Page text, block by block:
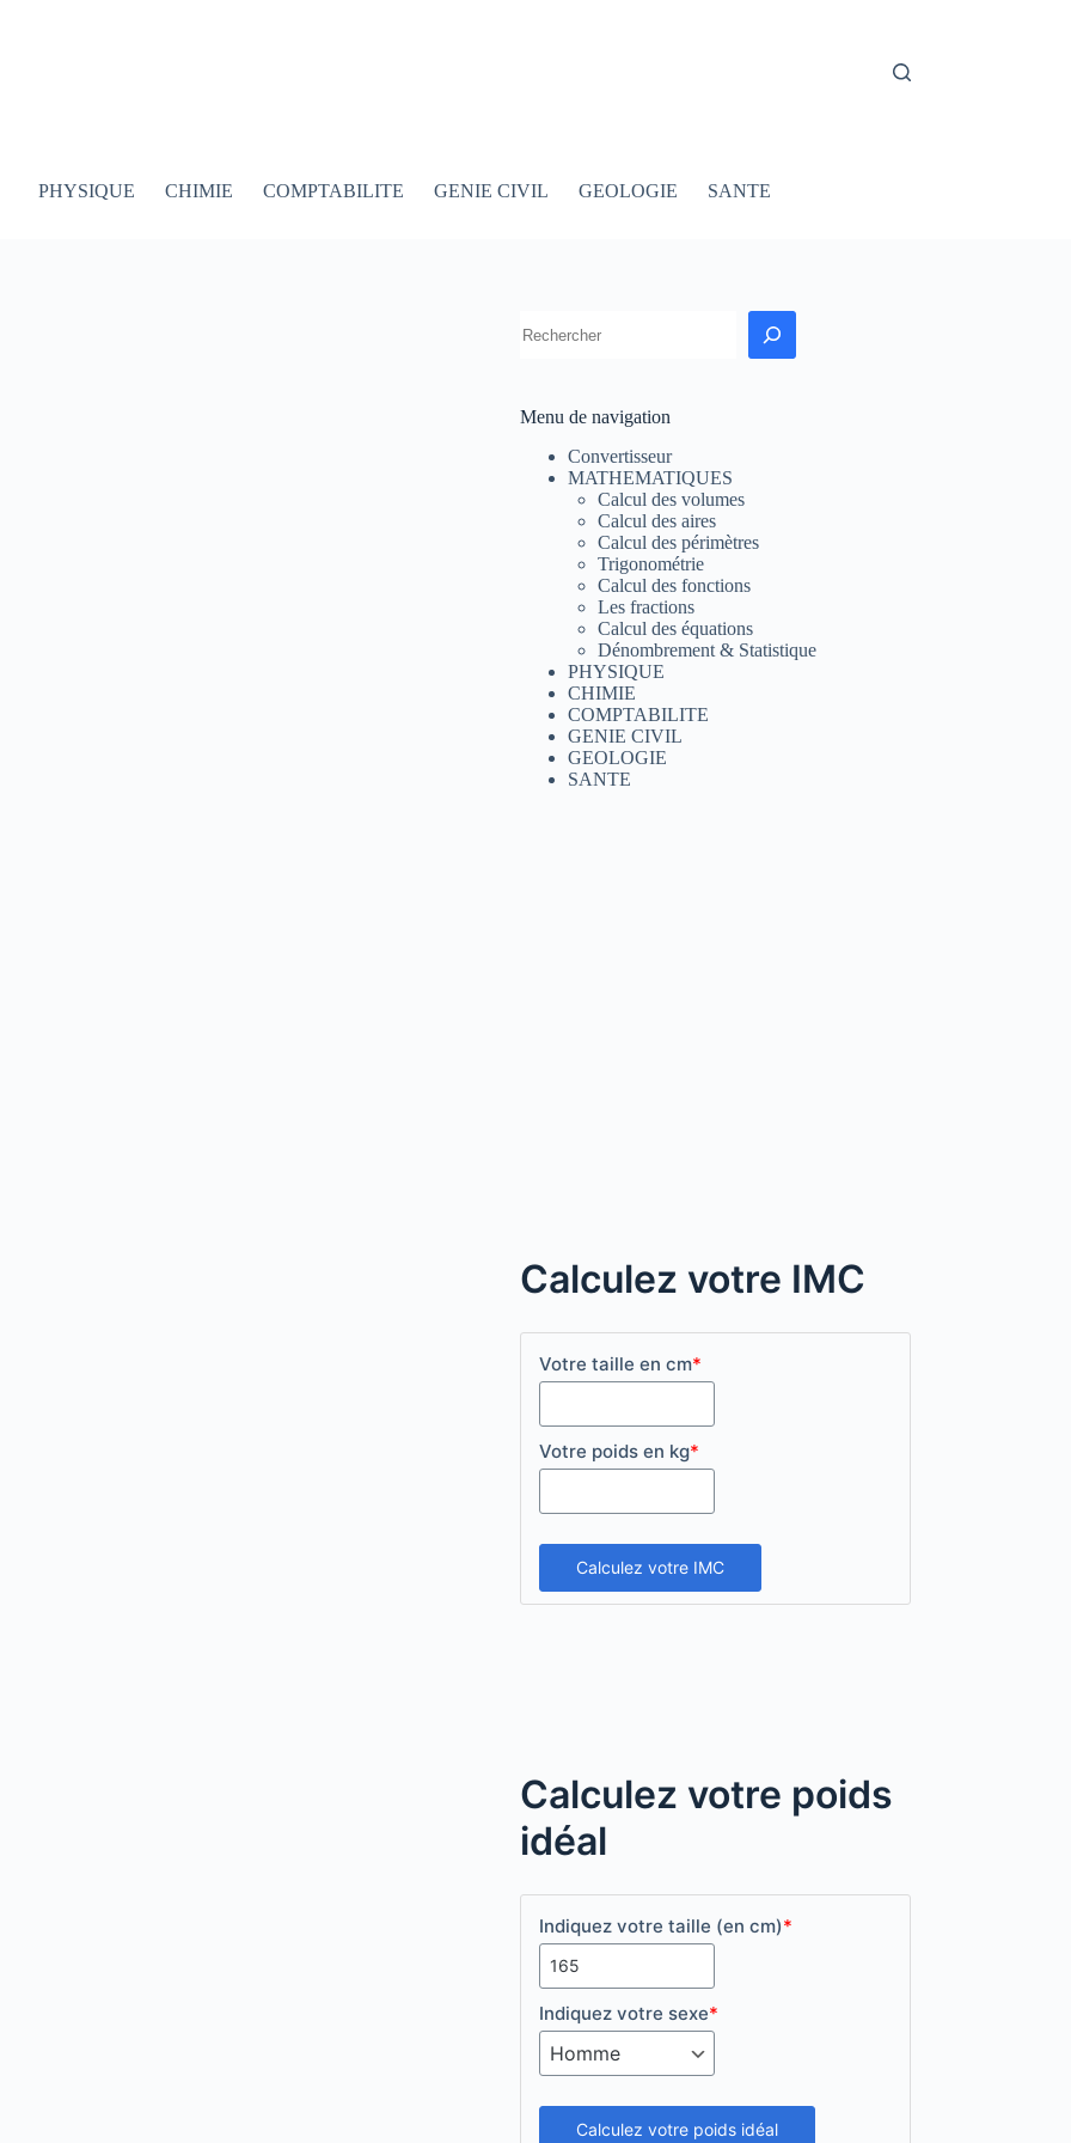
PHYSIQUE CHIMIE COMPTABILITE GENIE CIVIL GEOLOGIE SANTE
Menu de navigation
Convertisseur
MATHEMATIQUES
Calcul des volumes
Calcul des aires
Calcul des périmètres
Trigonométrie
Calcul des fonctions
Les fractions
Calcul des équations
Dénombrement & Statistique
PHYSIQUE
CHIMIE
COMPTABILITE
GENIE CIVIL
GEOLOGIE
SANTE
Calculez votre IMC
Votre taille en cm*
Votre poids en kg*
Calculez votre IMC
Calculez votre poids
idéal
Indiquez votre taille (en cm)*
Indiquez votre sexe*
Calculez votre poids idéal